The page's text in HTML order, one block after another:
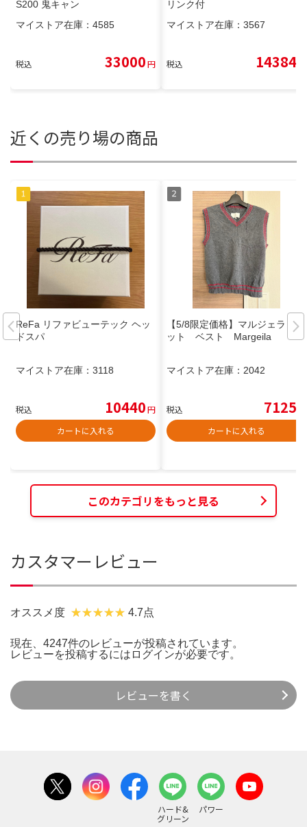
S200 鬼キャン
マイストア在庫： 4585
税込 33000円
リンク付
マイストア在庫： 3567
税込 14384
近くの売り場の商品
ReFa リファビューテック ヘッ
ドスパ
マイストア在庫： 3118
税込 10440円
カートに入れる
【5/8限定価格】マルジェラ ニ
ット ベスト Margeila
マイストア在庫： 2042
税込 7125
カートに入れる
このカテゴリをもっと見る
カスタマーレビュー
オススメ度 4.7点
現在、4247件のレビューが投稿されています。
レビューを投稿するには ログインが必要です。
レビューを書く
ハード&
グリーン
パワー